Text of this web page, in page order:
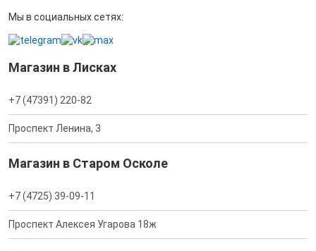
Мы в социальных сетях:
Магазин в Лисках
+7 (47391) 220-82
Проспект Ленина, 3
Магазин в Старом Осколе
+7 (4725) 39-09-11
Проспект Алексея Угарова 18ж